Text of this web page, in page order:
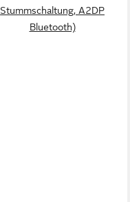
Stummschaltung, A2DP
Bluetooth)